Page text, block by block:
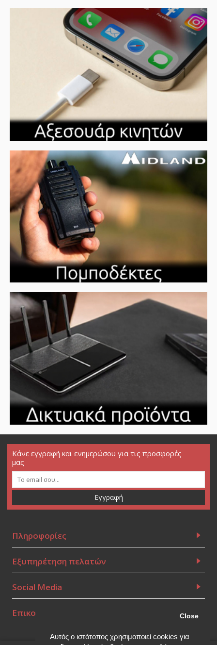
Αυτός ο ιστότοπος χρησιμοποιεί cookies για
Close
Κάνε εγγραφή και ενημερώσου για τις προσφορές
μας
Εγγραφή
Πληροφορίες
Εξυπηρέτηση πελατών
Social Media
Επικοινωνία